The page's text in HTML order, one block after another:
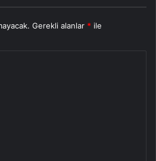
Gerekli alanlar * ile